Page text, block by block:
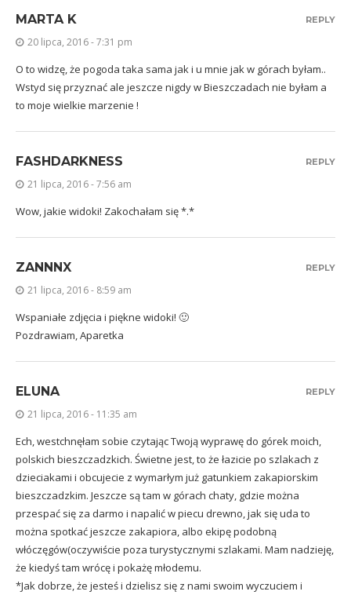
MARTA K
20 lipca, 2016 - 7:31 pm
O to widzę, że pogoda taka sama jak i u mnie jak w górach byłam..
Wstyd się przyznać ale jeszcze nigdy w Bieszczadach nie byłam a
to moje wielkie marzenie !
REPLY
FASHDARKNESS
21 lipca, 2016 - 7:56 am
Wow, jakie widoki! Zakochałam się *.*
REPLY
ZANNNX
21 lipca, 2016 - 8:59 am
Wspaniałe zdjęcia i piękne widoki! 🙂
Pozdrawiam,Aparetka
REPLY
ELUNA
21 lipca, 2016 - 11:35 am
Ech, westchnęłam sobie czytając Twoją wyprawę do górek moich,
polskich bieszczadzkich. Świetne jest, to że łazicie po szlakach z
dzieciakami i obcujecie z wymarłym już gatunkiem zakapiorskim
bieszczadzkim. Jeszcze są tam w górach chaty, gdzie można
przespać się za darmo i napalić w piecu drewno, jak się uda to
można spotkać jeszcze zakapiora, albo ekipę podobną
włóczęgów(oczywiście poza turystycznymi szlakami. Mam nadzieję,
że kiedyś tam wrócę i pokażę młodemu.
*Jak dobrze, że jesteś i dzielisz się z nami swoim wyczuciem i
REPLY